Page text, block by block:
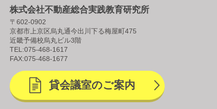
株式会社不動産総合実践教育研究所
〒602-0902
京都市上京区烏丸通今出川下る梅屋町475
近畿予備校烏丸ビル3階
TEL:075-468-1617
FAX:075-468-1677
貸会議室のご案内